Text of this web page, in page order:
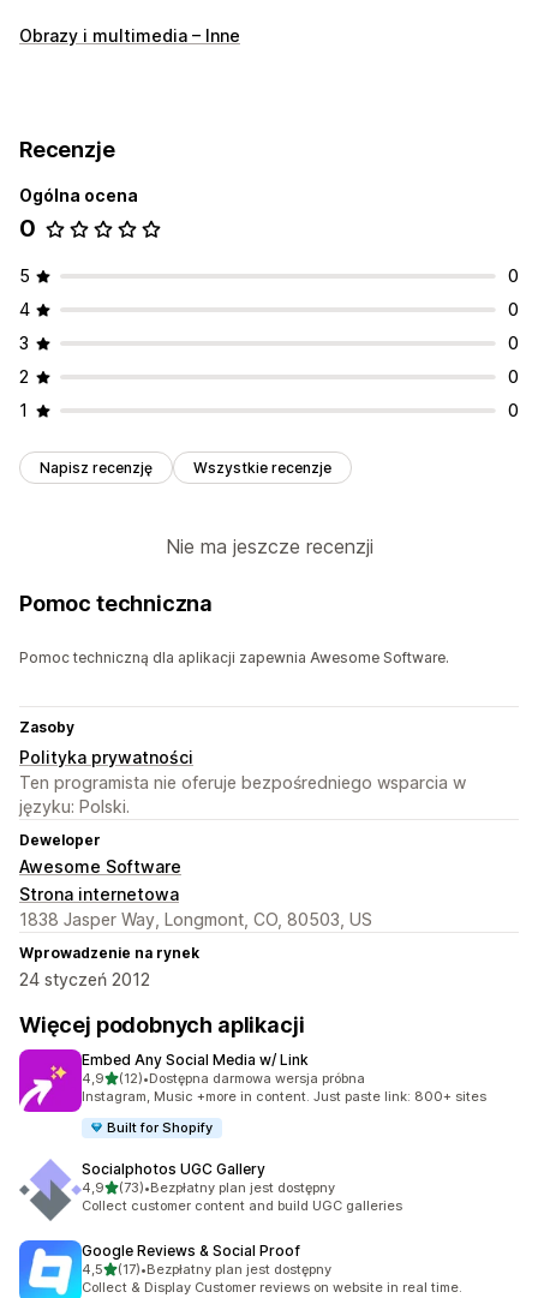
Obrazy i multimedia – Inne
Recenzje
Ogólna ocena
0
5
0
4
0
3
0
2
0
1
0
Napisz recenzję Wszystkie recenzje
Nie ma jeszcze recenzji
Pomoc techniczna
Pomoc techniczną dla aplikacji zapewnia Awesome Software.
Zasoby
Polityka prywatności
Ten programista nie oferuje bezpośredniego wsparcia w
języku: Polski.
Deweloper
Awesome Software
Strona internetowa
1838 Jasper Way, Longmont, CO, 80503, US
Wprowadzenie na rynek
24 styczeń 2012
Więcej podobnych aplikacji
Embed Any Social Media w/ Link
4,9na 5 gwiazdek
(12)
Łączna liczba recenzji: 12
•Dostępna darmowa wersja próbna
Instagram, Music +more in content. Just paste link: 800+ sites
Built for Shopify
Socialphotos UGC Gallery
4,9na 5 gwiazdek
(73)
Łączna liczba recenzji: 73
•Bezpłatny plan jest dostępny
Collect customer content and build UGC galleries
Google Reviews & Social Proof
4,5na 5 gwiazdek
(17)
Łączna liczba recenzji: 17
•Bezpłatny plan jest dostępny
Collect & Display Customer reviews on website in real time.